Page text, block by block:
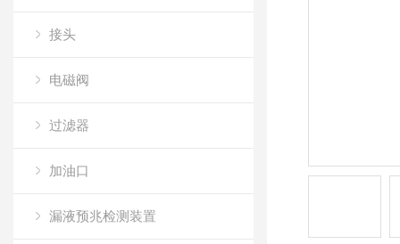
接头
电磁阀
过滤器
加油口
漏液预兆检测装置